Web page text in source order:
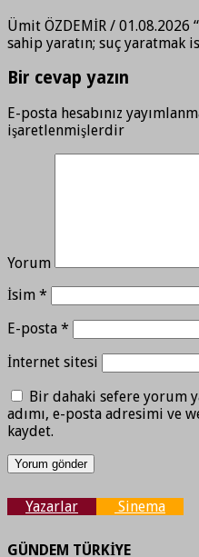
Ümit ÖZDEMİR / 01.08.2026
sahip yaratın; suç yaratmak
Bir cevap yazın
E-posta hesabınız
işaretlenmişlerdir
Yorum
İsim *
E-posta *
İnternet sitesi
Bir dahaki sefere yorum
adımı, e-posta adresimi ve
kaydet.
Yazarlar Sinema
GÜNDEM TÜRKİYE